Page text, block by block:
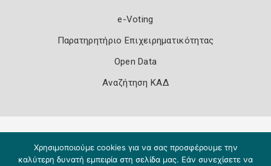
e-Voting
Παρατηρητήριο Επιχειρηματικότητας
Open Data
Αναζήτηση ΚΑΔ
Χρησιμοποιούμε cookies για να σας προσφέρουμε την
καλύτερη δυνατή εμπειρία στη σελίδα μας. Εάν συνεχίσετε να
Copyright 2026 Knowledge A.E.